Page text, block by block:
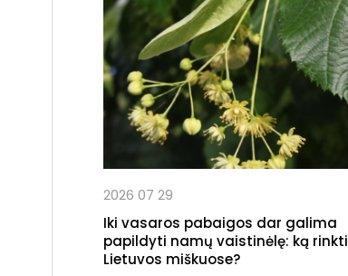
2026 07 29
Iki vasaros pabaigos dar galima
papildyti namų vaistinėlę: ką rinkti
Lietuvos miškuose?